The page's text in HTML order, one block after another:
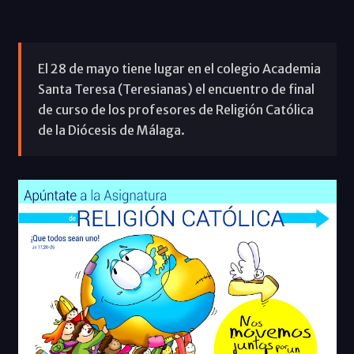
El 28 de mayo tiene lugar en el colegio Academia
Santa Teresa (Teresianas) el encuentro de final
de curso de los profesores de Religión Católica
de la Diócesis de Málaga.